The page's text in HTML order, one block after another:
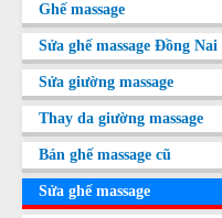
Ghế massage
Sửa ghế massage Đồng Nai
Sửa giường massage
Thay da giường massage
Bán ghế massage cũ
Sửa ghế massage